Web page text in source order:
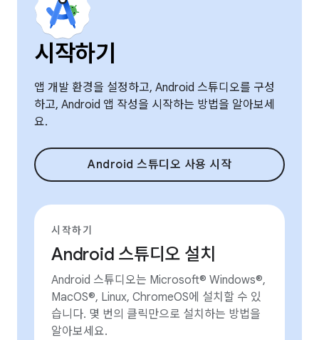
시작하기
앱 개발 환경을 설정하고, Android 스튜디오를 구성
하고, Android 앱 작성을 시작하는 방법을 알아보세
요.
Android 스튜디오 사용 시작
시작하기
Android 스튜디오 설치
Android 스튜디오는 Microsoft® Windows®,
MacOS®, Linux, ChromeOS에 설치할 수 있
습니다. 몇 번의 클릭만으로 설치하는 방법을
알아보세요.